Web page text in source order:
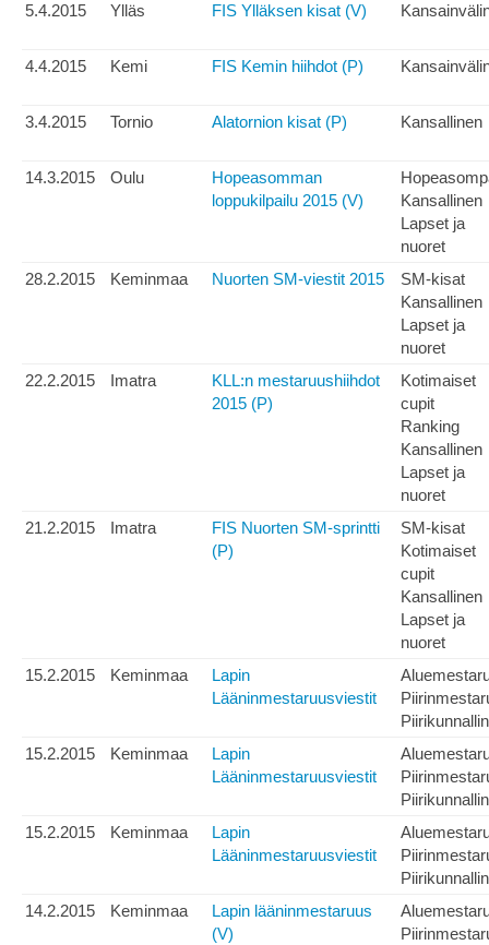
5.4.2015
Ylläs FIS Ylläksen kisat (V)
4.4.2015 Kemi FIS Kemin hiihdot (P)
3.4.2015 Tornio Alatornion kisat (P) Kansallinen
14.3.2015 Oulu
Hopeasomman
loppukilpailu 2015 (V)
Kansallinen
Lapset ja
nuoret
28.2.2015
Keminmaa Nuorten SM-viestit 2015
SM-kisat
Kansallinen
Lapset ja
nuoret
22.2.2015
Imatra
KLL:n mestaruushiihdot
2015 (P)
Kotimaiset
cupit
Ranking
Kansallinen
Lapset ja
nuoret
21.2.2015
Imatra
FIS Nuorten SM-sprintti
(P)
SM-kisat
Kotimaiset
cupit
Kansallinen
Lapset ja
nuoret
15.2.2015
Keminmaa
Lapin
Lääninmestaruusviestit
15.2.2015
Keminmaa
Lapin
Lääninmestaruusviestit
15.2.2015
Keminmaa
Lapin
Lääninmestaruusviestit
14.2.2015
Keminmaa
Lapin lääninmestaruus
(V)